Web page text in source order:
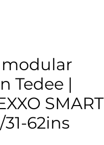
Tedee |
SMART
62ins